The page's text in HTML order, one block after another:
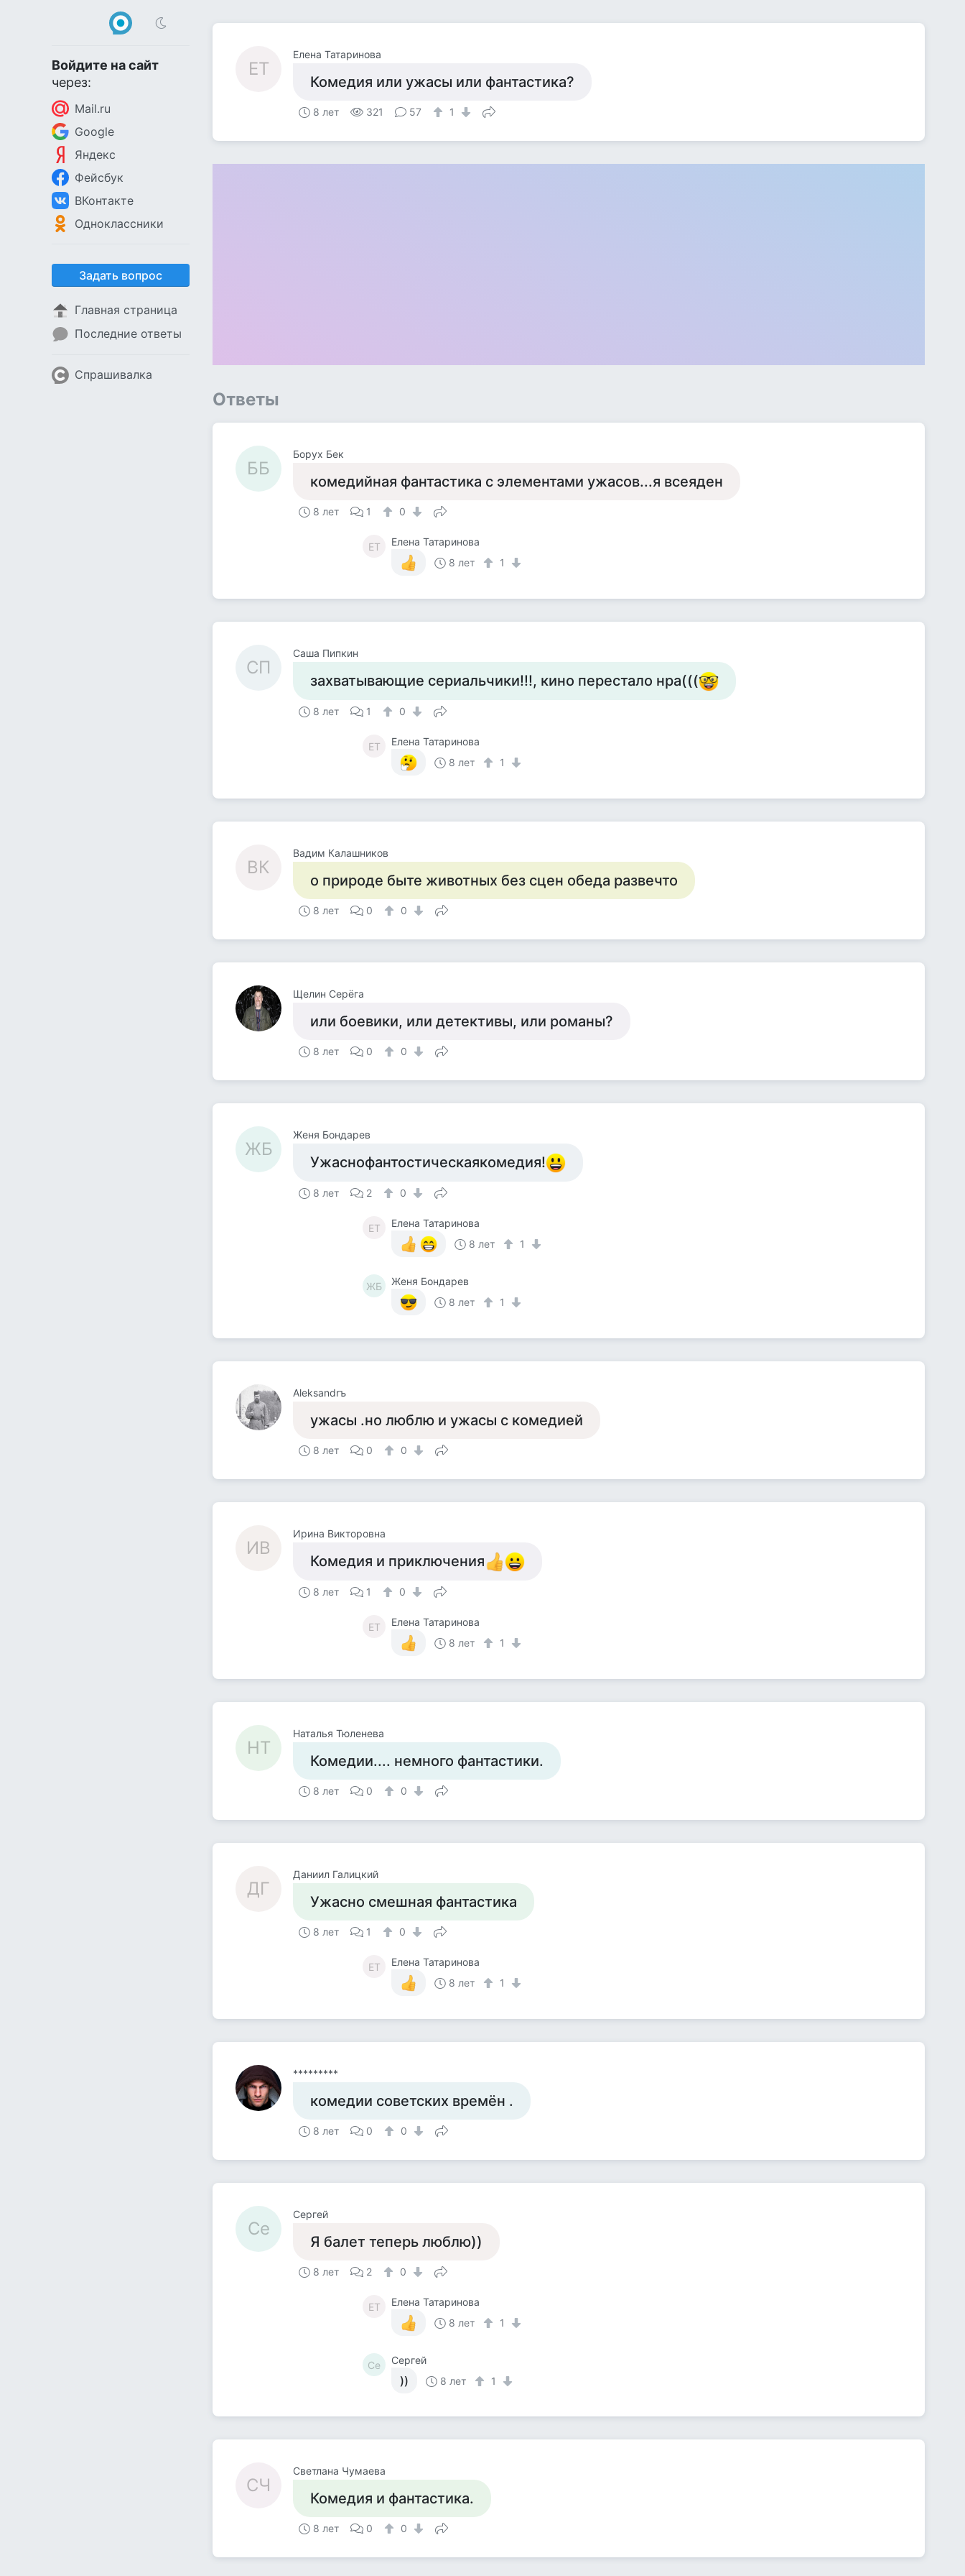
Войдите на сайт
через:
Mail.ru
Google
Яндекс
Фейсбук
ВКонтакте
Одноклассники
Задать вопрос
Главная страница
Последние ответы
Спрашивалка
ЕТ
Елена Татаринова
Комедия или ужасы или фантастика?
8 лет 321 57 1
Ответы
ББ
Борух Бек
комедийная фантастика с элементами ужасов...я всеяден
8 лет 1 0
ЕТ
Елена Татаринова
8 лет
1
СП
Саша Пипкин
захватывающие сериальчики!!!, кино перестало нра(((
8 лет 1 0
ЕТ
Елена Татаринова
8 лет
1
ВК
Вадим Калашников
о природе быте животных без сцен обеда развечто
8 лет 0 0
Щелин Серёга
или боевики, или детективы, или романы?
8 лет 0 0
ЖБ
Женя Бондарев
Ужаснофантостическаякомедия!
8 лет 2 0
ЕТ
Елена Татаринова
8 лет
1
ЖБ
Женя Бондарев
8 лет
1
Aleksandrъ
ужасы .но люблю и ужасы с комедией
8 лет 0 0
ИВ
Ирина Викторовна
Комедия и приключения
8 лет 1 0
ЕТ
Елена Татаринова
8 лет
1
НТ
Наталья Тюленева
Комедии.... немного фантастики.
8 лет 0 0
ДГ
Даниил Галицкий
Ужасно смешная фантастика
8 лет 1 0
ЕТ
Елена Татаринова
8 лет
1
*********
комедии советских времён .
8 лет 0 0
Се
Сергей
Я балет теперь люблю))
8 лет 2 0
ЕТ
Елена Татаринова
8 лет
1
Се Сергей
)) 8 лет 1
СЧ
Светлана Чумаева
Комедия и фантастика.
8 лет 0 0